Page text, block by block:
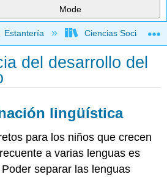
Mode
jerarquía global
Estantería Ciencias Sociales
del desarrollo del
lingüística
para los niños que crecen
a varias lenguas es
separar las lenguas